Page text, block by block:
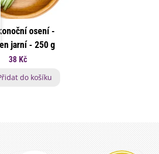
osení -
jarní - 250 g
38 Kč
do košíku